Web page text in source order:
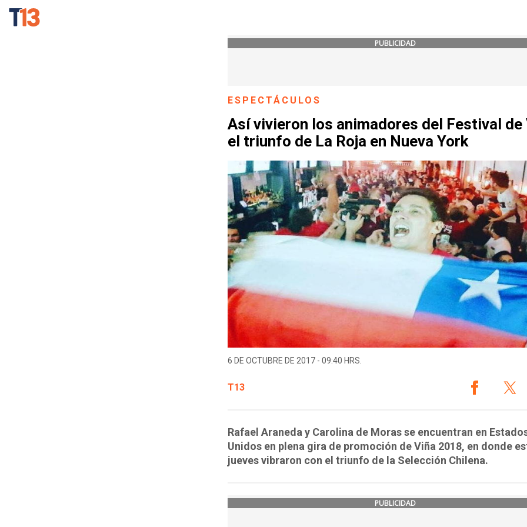
PUBLICIDAD
ESPECTÁCULOS
Así vivieron los animadores del Festival de
el triunfo de La Roja en Nueva York
6 DE OCTUBRE DE 2017 - 09:40 HRS.
T13
Rafael Araneda y Carolina de Moras se encuentran en
Unidos en plena gira de promoción de Viña 2018, en donde
jueves vibraron con el triunfo de la Selección Chilena.
PUBLICIDAD